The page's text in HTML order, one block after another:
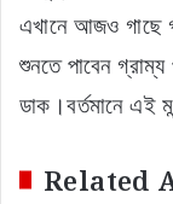
এখানে আজও গাছে
শুনতে পাবেন
ডাক।বর্তমানে এই
Related